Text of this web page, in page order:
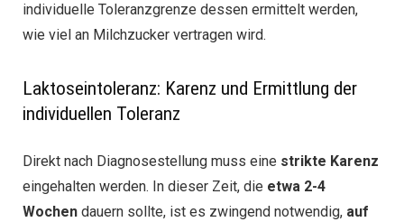
individuelle Toleranzgrenze dessen ermittelt werden,
wie viel an Milchzucker vertragen wird.
Laktoseintoleranz: Karenz und Ermittlung der
individuellen Toleranz
Direkt nach Diagnosestellung muss eine strikte Karenz
eingehalten werden. In dieser Zeit, die etwa 2-4
Wochen dauern sollte, ist es zwingend notwendig, auf